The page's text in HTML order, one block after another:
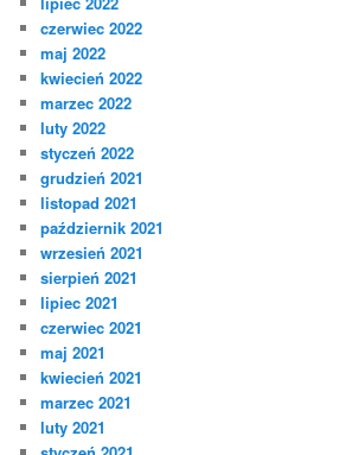
czerwiec 2022
maj 2022
kwiecień 2022
marzec 2022
luty 2022
styczeń 2022
grudzień 2021
listopad 2021
październik 2021
wrzesień 2021
sierpień 2021
lipiec 2021
czerwiec 2021
maj 2021
kwiecień 2021
marzec 2021
luty 2021